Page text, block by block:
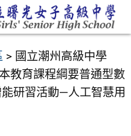
> 國立潮州高級中學
教育課程綱要普通型數
研習活動—人工智慧用